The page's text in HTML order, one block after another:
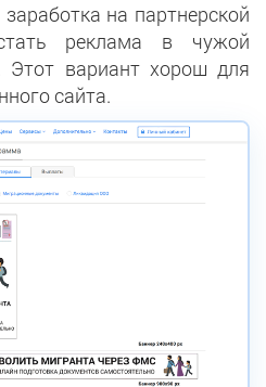
на партнерской
реклама в чужой
Этот вариант хорош для
сайта.